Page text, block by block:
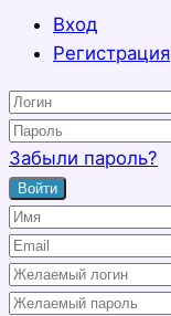
Вход
Регистрация
Забыли пароль?
Войти